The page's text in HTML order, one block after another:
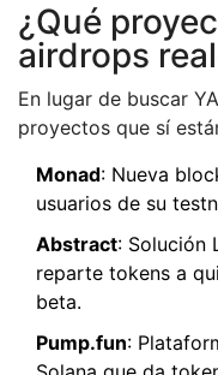
¿Qué
airdrops
En lugar de buscar
proyectos que sí
Monad: Nueva
usuarios de su
Abstract: Solución
reparte tokens a
beta.
Pump.fun: